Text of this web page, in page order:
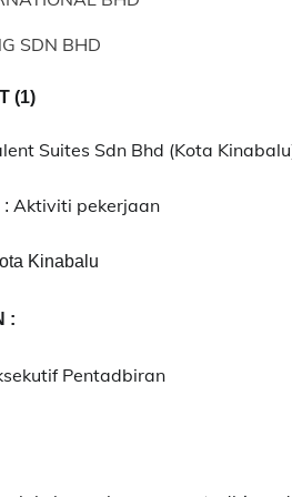
SDN BHD
(1)
Suites Sdn Bhd (Kota
: Aktiviti pekerjaan
Kinabalu
:
Pentadbiran